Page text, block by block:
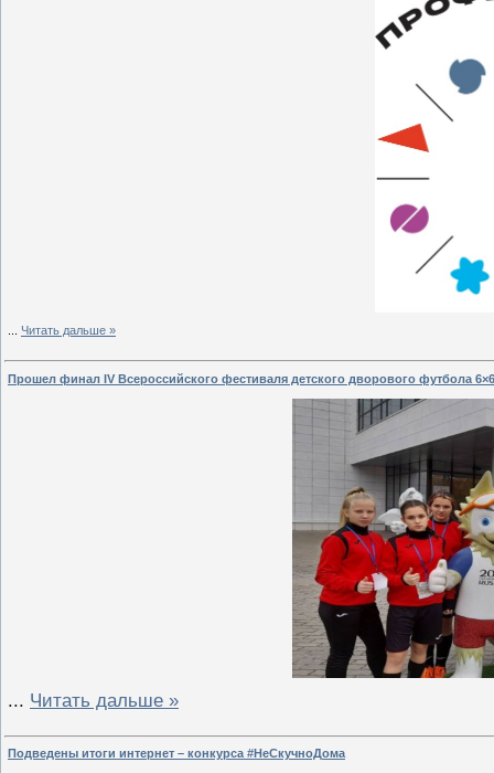
Читать дальше »
Прошел финал IV Всероссийского фестиваля детского дворового футбола 6×6
... Читать дальше »
Подведены итоги интернет – конкурса #НеСкучноДома